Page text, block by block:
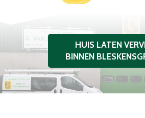
HUIS LATEN
BINNEN